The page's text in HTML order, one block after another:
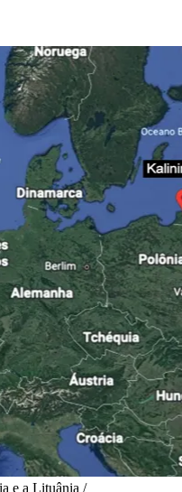
e a Lituânia /